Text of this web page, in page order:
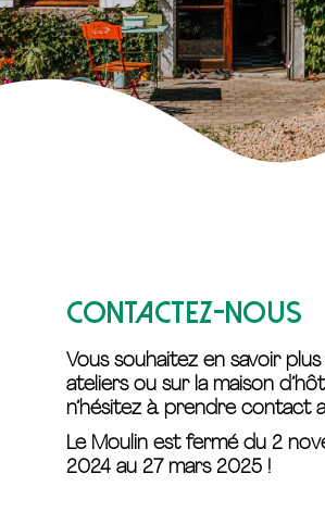
Contactez-nous
Vous souhaitez en savoir
ateliers ou sur la maison
n’hésitez à prendre contact
Le Moulin est fermé du 2
2024 au 27 mars 2025 !